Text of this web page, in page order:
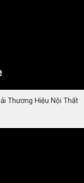
Thương Hiệu Nội Thất